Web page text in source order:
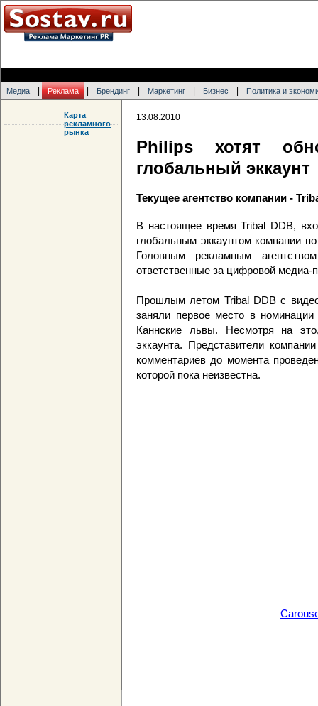
Медиа Реклама Брендинг Маркетинг Бизнес Политика и
13.08.2010
Philips хотят
глобальный эккаунт
Текущее агентство компании -
В настоящее время Tribal DDB,
глобальным эккаунтом компании
Головным рекламным
ответственные за цифровой медиа-
Прошлым летом Tribal DDB с
заняли первое место в
Каннские львы. Несмотря на
эккаунта. Представители
комментариев до момента
которой пока неизвестна.
Карта
рекламного
рынка